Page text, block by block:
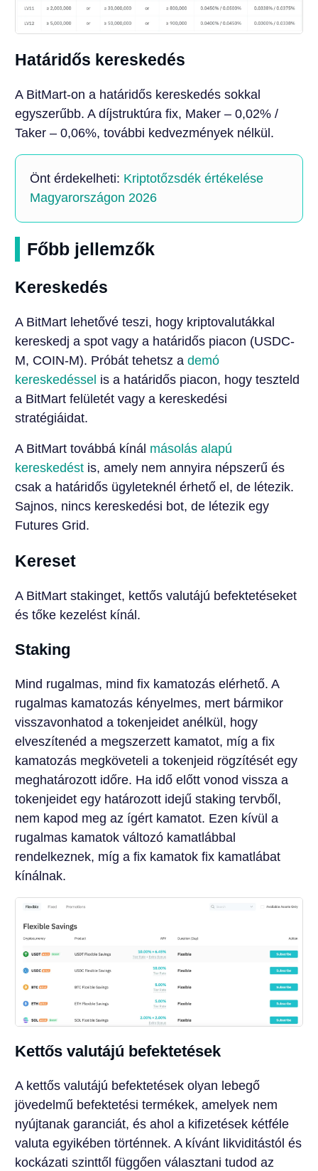
Határidős kereskedés
A BitMart-on a határidős kereskedés sokkal
egyszerűbb. A díjstruktúra fix, Maker – 0,02% /
Taker – 0,06%, további kedvezmények nélkül.
Önt érdekelheti: Kriptotőzsdék értékelése
Magyarországon 2026
Főbb jellemzők
Kereskedés
A BitMart lehetővé teszi, hogy kriptovalutákkal
kereskedj a spot vagy a határidős piacon (USDC-
M, COIN-M). Próbát tehetsz a demó
kereskedéssel is a határidős piacon, hogy teszteld
a BitMart felületét vagy a kereskedési
stratégiáidat.
A BitMart továbbá kínál másolás alapú
kereskedéstis, amely nem annyira népszerű és
csak a határidős ügyleteknél érhető el, de létezik.
Sajnos, nincs kereskedési bot, de létezik egy
Futures Grid.
Kereset
A BitMart stakinget, kettős valutájú befektetéseket
és tőke kezelést kínál.
Staking
Mind rugalmas, mind fix kamatozás elérhető. A
rugalmas kamatozás kényelmes, mert bármikor
visszavonhatod a tokenjeidet anélkül, hogy
elveszítenéd a megszerzett kamatot, míg a fix
kamatozás megköveteli a tokenjeid rögzítését egy
meghatározott időre. Ha idő előtt vonod vissza a
tokenjeidet egy határozott idejű staking tervből,
nem kapod meg az ígért kamatot. Ezen kívül a
rugalmas kamatok változó kamatlábbal
rendelkeznek, míg a fix kamatok fix kamatlábat
kínálnak.
Kettős valutájú befektetések
A kettős valutájú befektetések olyan lebegő
jövedelmű befektetési termékek, amelyek nem
nyújtanak garanciát, és ahol a kifizetések kétféle
valuta egyikében történnek. A kívánt likviditástól és
kockázati szinttől függően választani tudod az